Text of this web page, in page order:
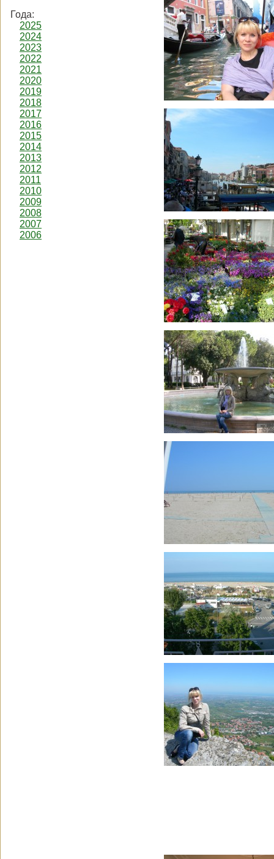
Года:
2025
2024
2023
2022
2021
2020
2019
2018
2017
2016
2015
2014
2013
2012
2011
2010
2009
2008
2007
2006